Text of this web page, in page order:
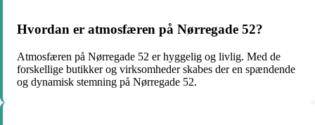
Hvordan er atmosfæren på Nørregade 52?
Atmosfæren på Nørregade 52 er hyggelig og livlig. Med de
forskellige butikker og virksomheder skabes der en spændende
og dynamisk stemning på Nørregade 52.